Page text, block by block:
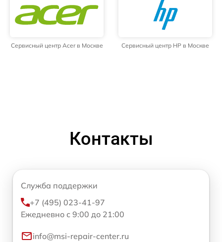
Сервисный центр Acer в Москве Сервисный центр HP в Москве
Контакты
Служба поддержки
+7 (495) 023-41-97
Ежедневно с 9:00 до 21:00
info@msi-repair-center.ru